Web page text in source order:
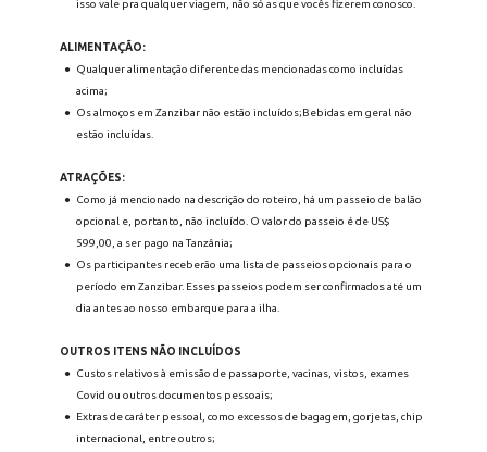
isso vale pra qualquer viagem, não só as que vocês fizerem conosco.
ALIMENTAÇÃO:
Qualquer alimentação diferente das mencionadas como incluídas
acima;
Os almoços em Zanzibar não estão incluídos;Bebidas em geral não
estão incluídas.
ATRAÇÕES:
Como já mencionado na descrição do roteiro, há um passeio de balão
opcional e, portanto, não incluído. O valor do passeio é de US$
599,00, a ser pago na Tanzânia;
Os participantes receberão uma lista de passeios opcionais para o
período em Zanzibar. Esses passeios podem ser confirmados até um
dia antes ao nosso embarque para a ilha.
OUTROS ITENS NÃO INCLUÍDOS
Custos relativos à emissão de passaporte, vacinas, vistos, exames
Covid ou outros documentos pessoais;
Extras de caráter pessoal, como excessos de bagagem, gorjetas, chip
internacional, entre outros;